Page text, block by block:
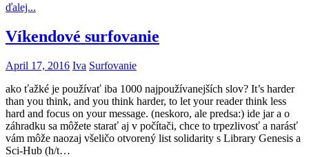
ďalej...
Víkendové surfovanie
April 17, 2016 Iva Surfovanie
ako ťažké je používať iba 1000 najpoužívanejších slov? It’s harder
than you think, and you think harder, to let your reader think less
hard and focus on your message. (neskoro, ale predsa:) ide jar a o
záhradku sa môžete starať aj v počítači, chce to trpezlivosť a narásť
vám môže naozaj všeličo otvorený list solidarity s Library Genesis a
Sci-Hub (h/t…